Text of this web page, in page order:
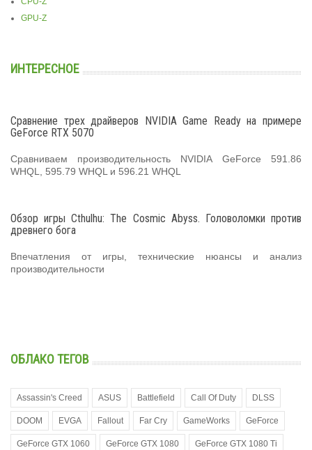
GPU-Z
ИНТЕРЕСНОЕ
Сравнение трех драйверов NVIDIA Game Ready на примере
GeForce RTX 5070
Сравниваем производительность NVIDIA GeForce 591.86
WHQL, 595.79 WHQL и 596.21 WHQL
Обзор игры Cthulhu: The Cosmic Abyss. Головоломки против
древнего бога
Впечатления от игры, технические нюансы и анализ
производительности
ОБЛАКО ТЕГОВ
Assassin's Creed ASUS Battlefield Call Of Duty DLSS
DOOM EVGA Fallout Far Cry GameWorks GeForce
GeForce GTX 1060 GeForce GTX 1080 GeForce GTX 1080 Ti